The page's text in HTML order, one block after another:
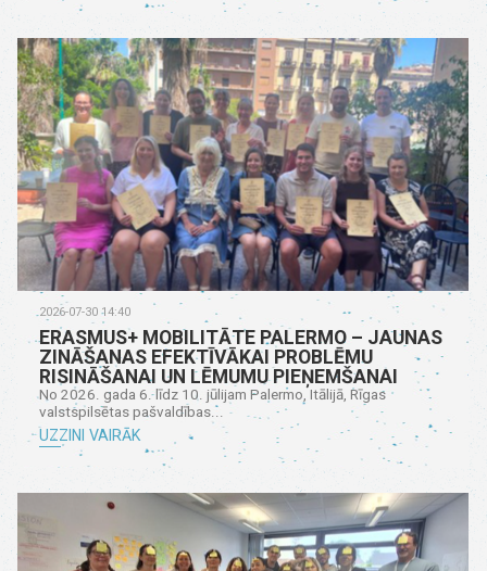
2026-07-30 14:40
ERASMUS+ MOBILITĀTE PALERMO – JAUNAS
ZINĀŠANAS EFEKTĪVĀKAI PROBLĒMU
RISINĀŠANAI UN LĒMUMU PIEŅEMŠANAI
No 2026. gada 6. līdz 10. jūlijam Palermo, Itālijā, Rīgas
valstspilsētas pašvaldības...
UZZINI VAIRĀK